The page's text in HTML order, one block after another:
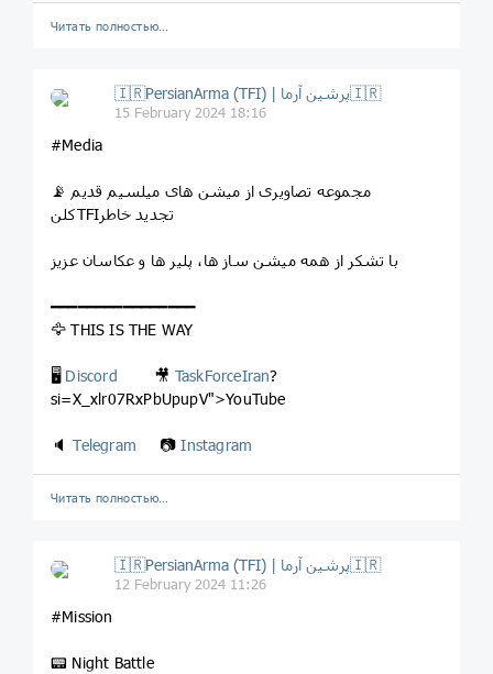
Читать полностью…
🇮🇷PersianArma (TFI) | پرشین آرما🇮🇷
15 February 2024 18:16
#Media
📡 مجموعه تصاویری از میشن های میلسیم قدیم
کلنTFIتجدید خاطر
با تشکر از همه میشن ساز ها، پلیر ها و عکاسان عزیز
━━━━━━━━━━━━━━━━
🦅 THIS IS THE WAY
🖥 Discord 🎥 TaskForceIran?
si=X_xlr07RxPbUpupV">YouTube
🔈Telegram 📷Instagram
Читать полностью…
🇮🇷PersianArma (TFI) | پرشین آرما🇮🇷
12 February 2024 11:26
#Mission
📟 Night Battle